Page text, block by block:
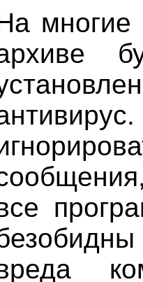
многие